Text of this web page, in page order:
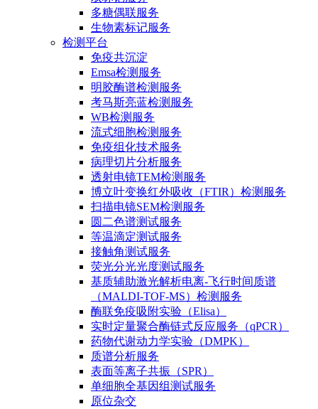
多糖偶联服务
生物素标记服务
检测平台
免疫共沉淀
Emsa检测服务
明胶酶谱检测服务
考马斯亮蓝检测服务
WB检测服务
流式细胞检测服务
免疫组化技术服务
病理切片分析服务
透射电镜TEM检测服务
博立叶变换红外吸收（FTIR）检测服务
扫描电镜SEM检测服务
圆二色谱测试服务
等温滴定测试服务
接触角测试服务
荧光分光光度测试服务
基质辅助激光解析电离-飞行时间质谱
（MALDI-TOF-MS）检测服务
酶联免疫吸附实验（Elisa）
实时定量聚合酶链式反应服务（qPCR）
药物代谢动力学实验（DMPK）
质谱分析服务
表面等离子共振（SPR）
单细胞全基因组测试服务
原位杂交